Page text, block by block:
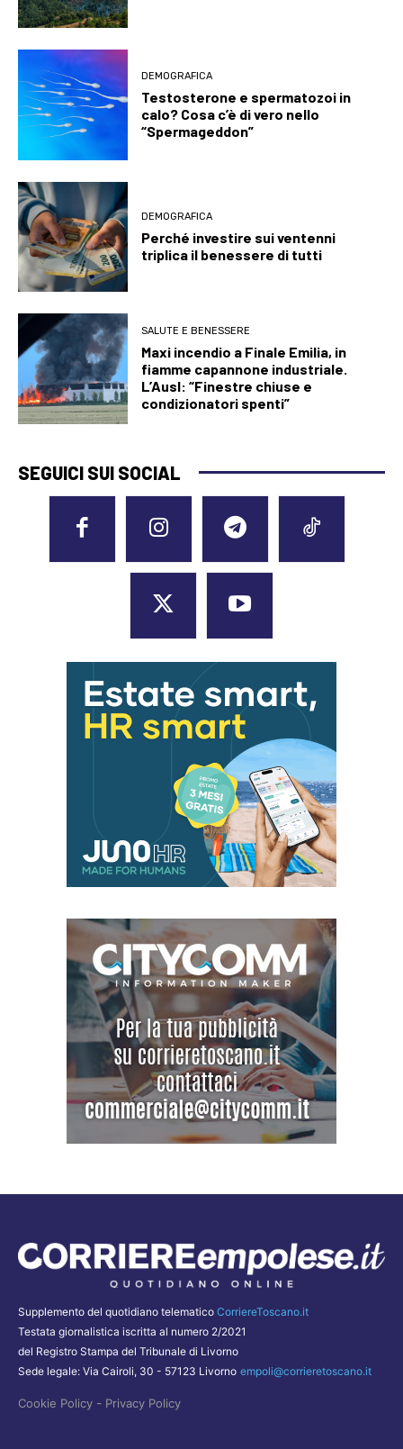
DEMOGRAFICA
Testosterone e spermatozoi in
calo? Cosa c’è di vero nello
“Spermageddon”
DEMOGRAFICA
Perché investire sui ventenni
triplica il benessere di tutti
SALUTE E BENESSERE
Maxi incendio a Finale Emilia, in
fiamme capannone industriale.
L’Ausl: “Finestre chiuse e
condizionatori spenti”
SEGUICI SUI SOCIAL
Supplemento del quotidiano telematico CorriereToscano.it
Testata giornalistica iscritta al numero 2/2021
del Registro Stampa del Tribunale di Livorno
Sede legale: Via Cairoli, 30 - 57123 Livorno empoli@corrieretoscano.it
Cookie Policy - Privacy Policy